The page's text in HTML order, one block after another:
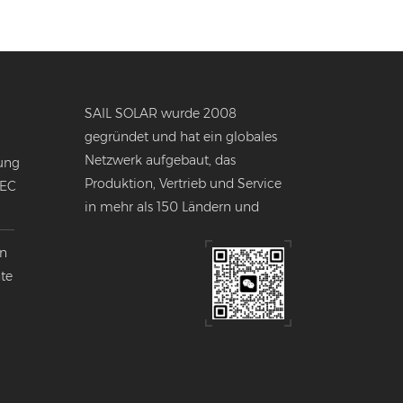
SAIL SOLAR wurde 2008
gegründet und hat ein globales
Netzwerk aufgebaut, das
Produktion, Vertrieb und Service
in mehr als 150 Ländern und